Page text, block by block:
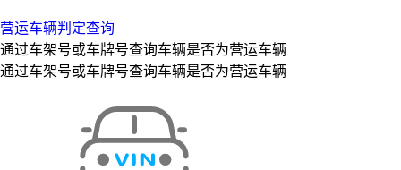
营运车辆判定查询
通过车架号或车牌号查询车辆是否为营运车辆
通过车架号或车牌号查询车辆是否为营运车辆